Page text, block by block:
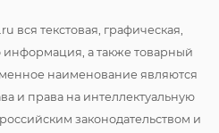
вся текстовая, графическая,
информация, а также товарный
наименование являются
и права на интеллектуальную
законодательством и